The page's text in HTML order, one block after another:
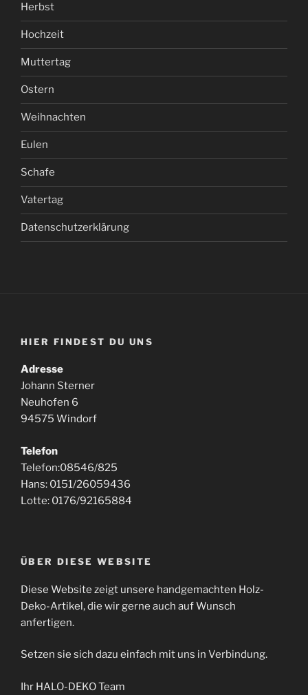
Herbst
Hochzeit
Muttertag
Ostern
Weihnachten
Eulen
Schafe
Vatertag
Datenschutzerklärung
HIER FINDEST DU UNS
Adresse
Johann Sterner
Neuhofen 6
94575 Windorf
Telefon
Telefon:08546/825
Hans: 0151/26059436
Lotte: 0176/92165884
ÜBER DIESE WEBSITE
Diese Website zeigt unsere handgemachten Holz-
Deko-Artikel, die wir gerne auch auf Wunsch
anfertigen.
Setzen sie sich dazu einfach mit uns in Verbindung.
Ihr HALO-DEKO Team